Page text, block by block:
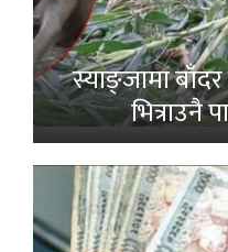
स्याङ्जामा
भित्राउनै